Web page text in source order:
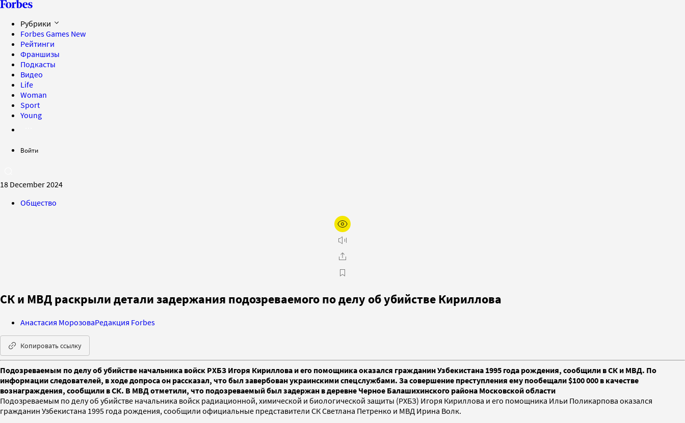
Рубрики
Forbes Games New
Рейтинги
Франшизы
Подкасты
Видео
Life
Woman
Sport
Young
Войти
18 December 2024
Общество
СК и МВД раскрыли детали задержания подозреваемого по делу об убийстве Кириллова
Анастасия МорозоваРедакция Forbes
Копировать ссылку
Подозреваемым по делу об убийстве начальника войск РХБЗ Игоря Кириллова и его помощника оказался гражданин Узбекистана 1995 года рождения, сообщили в СК и МВД. По
информации следователей, в ходе допроса он рассказал, что был завербован украинскими спецслужбами. За совершение преступления ему пообещали $100 000 в качестве
вознаграждения, сообщили в СК. В МВД отметили, что подозреваемый был задержан в деревне Черное Балашихинского района Московской области
Подозреваемым по делу об убийстве начальника войск радиационной, химической и биологической защиты (РХБЗ) Игоря Кириллова и его помощника Ильи Поликарпова оказался
гражданин Узбекистана 1995 года рождения, сообщили официальные представители СК Светлана Петренко и МВД Ирина Волк.